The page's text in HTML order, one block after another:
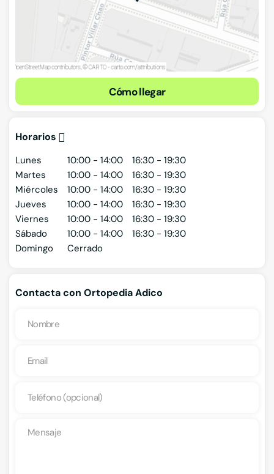
Cómo llegar
Horarios
Lunes 10:00 - 14:00
16:30 - 19:30
Martes
10:00 - 14:00
16:30 - 19:30
Miércoles
10:00 - 14:00
16:30 - 19:30
Jueves
10:00 - 14:00
16:30 - 19:30
Viernes
10:00 - 14:00
16:30 - 19:30
Sábado
10:00 - 14:00
16:30 - 19:30
Domingo
Cerrado
Contacta con Ortopedia Adico